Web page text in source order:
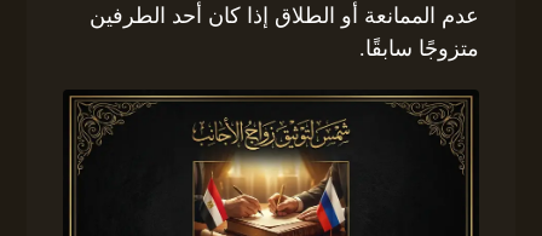
عدم الممانعة أو الطلاق إذا كان أحد الطرفين
متزوجًا سابقًا.